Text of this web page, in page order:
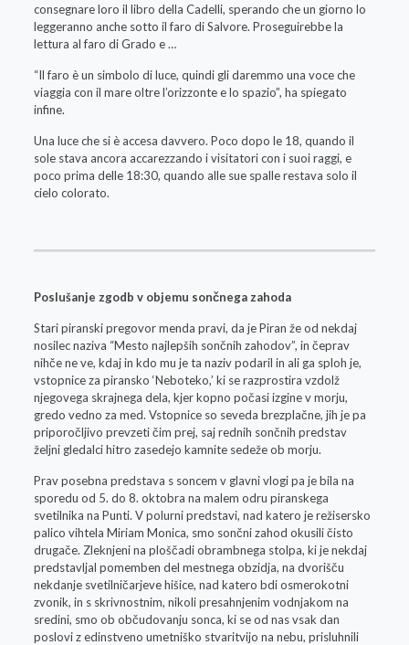
consegnare loro il libro della Cadelli, sperando che un giorno lo
leggeranno anche sotto il faro di Salvore. Proseguirebbe la
lettura al faro di Grado e …
“Il faro è un simbolo di luce, quindi gli daremmo una voce che
viaggia con il mare oltre l’orizzonte e lo spazio”, ha spiegato
infine.
Una luce che si è accesa davvero. Poco dopo le 18, quando il
sole stava ancora accarezzando i visitatori con i suoi raggi, e
poco prima delle 18:30, quando alle sue spalle restava solo il
cielo colorato.
Poslušanje zgodb v objemu sončnega zahoda
Stari piranski pregovor menda pravi, da je Piran že od nekdaj
nosilec naziva “Mesto najlepših sončnih zahodov”, in čeprav
nihče ne ve, kdaj in kdo mu je ta naziv podaril in ali ga sploh je,
vstopnice za piransko ‘Neboteko,’ ki se razprostira vzdolž
njegovega skrajnega dela, kjer kopno počasi izgine v morju,
gredo vedno za med. Vstopnice so seveda brezplačne, jih je pa
priporočljivo prevzeti čim prej, saj rednih sončnih predstav
željni gledalci hitro zasedejo kamnite sedeže ob morju.
Prav posebna predstava s soncem v glavni vlogi pa je bila na
sporedu od 5. do 8. oktobra na malem odru piranskega
svetilnika na Punti. V polurni predstavi, nad katero je režisersko
palico vihtela Miriam Monica, smo sončni zahod okusili čisto
drugače. Zleknjeni na ploščadi obrambnega stolpa, ki je nekdaj
predstavljal pomemben del mestnega obzidja, na dvorišču
nekdanje svetilničarjeve hišice, nad katero bdi osmerokotni
zvonik, in s skrivnostnim, nikoli presahnjenim vodnjakom na
sredini, smo ob občudovanju sonca, ki se od nas vsak dan
poslovi z edinstveno umetniško stvaritvijo na nebu, prisluhnili